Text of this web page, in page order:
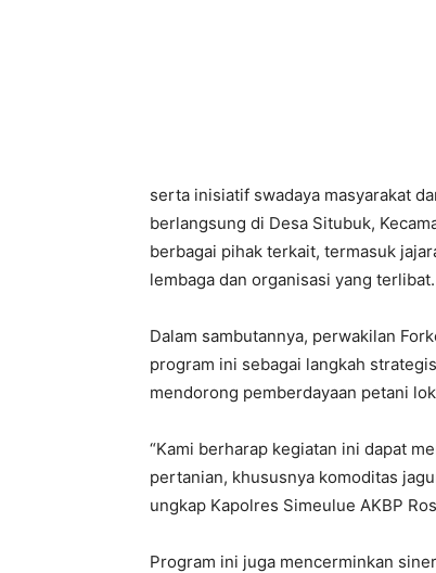
serta inisiatif swadaya masyarakat
berlangsung di Desa Situbuk,
berbagai pihak terkait, termasuk
lembaga dan organisasi yang terlibat.
Dalam sambutannya, perwakilan
program ini sebagai langkah
mendorong pemberdayaan petani
“Kami berharap kegiatan ini dapat
pertanian, khususnya komoditas
ungkap Kapolres Simeulue AKBP
Program ini juga mencerminkan